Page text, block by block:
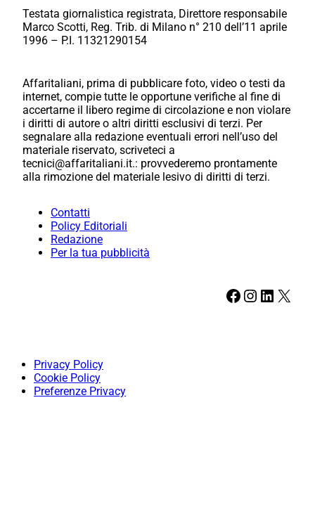
Testata giornalistica registrata, Direttore responsabile
Marco Scotti, Reg. Trib. di Milano n° 210 dell’11 aprile
1996 – P.I. 11321290154
Affaritaliani, prima di pubblicare foto, video o testi da
internet, compie tutte le opportune verifiche al fine di
accertarne il libero regime di circolazione e non violare
i diritti di autore o altri diritti esclusivi di terzi. Per
segnalare alla redazione eventuali errori nell’uso del
materiale riservato, scriveteci a
tecnici@affaritaliani.it.: provvederemo prontamente
alla rimozione del materiale lesivo di diritti di terzi.
Contatti
Policy Editoriali
Redazione
Per la tua pubblicità
Facebook Instagram LinkedIn X
Privacy Policy
Cookie Policy
Preferenze Privacy